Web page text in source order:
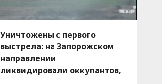
Уничтожены с первого
выстрела: на Запорожском
направлении
ликвидировали оккупантов,